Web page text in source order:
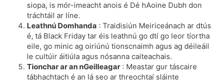
siopa, is mór-imeacht anois é Dé hAoine Dubh don
tráchtáil ar líne.
Leathnú Domhanda : Traidisiún Meiriceánach ar dtús
é, tá Black Friday tar éis leathnú go dtí go leor tíortha
eile, go minic ag oiriúnú tionscnaimh agus ag déileáil
le cultúir áitiúla agus nósanna caiteachais.
Tionchar ar an nGeilleagar : Meastar gur táscaire
tábhachtach é an lá seo ar threochtaí sláinte